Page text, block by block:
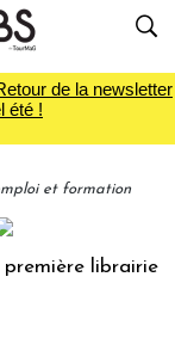
de la newsletter
été !
et formation
librairie du